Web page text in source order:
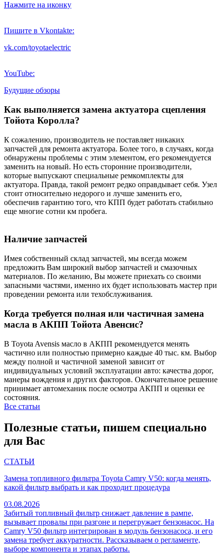
Нажмите на иконку
Пишите в Vkontakte:
vk.com/toyotaelectric
YouTube:
Будущие обзоры
Как выполняется замена актуатора сцепления
Тойота Королла?
К сожалению, производитель не поставляет никаких
запчастей для ремонта актуатора. Более того, в случаях, когда
обнаружены проблемы с этим элементом, его рекомендуется
заменить на новый. Но есть сторонние производители,
которые выпускают специальные ремкомплекты для
актуатора. Правда, такой ремонт редко оправдывает себя. Узел
стоит относительно недорого и лучше заменить его,
обеспечив гарантию того, что КПП будет работать стабильно
еще многие сотни км пробега.
Наличие запчастей
Имея собственный склад запчастей, мы всегда можем
предложить Вам широкий выбор запчастей и смазочных
материалов. По желанию, Вы можете приехать со своими
запасными частями, именно их будет использовать мастер при
проведении ремонта или техобслуживания.
Когда требуется полная или частичная замена
масла в АКПП Тойота Авенсис?
В Toyota Avensis масло в АКПП рекомендуется менять
частично или полностью примерно каждые 40 тыс. км. Выбор
между полной и частичной заменой зависит от
индивидуальных условий эксплуатации авто: качества дорог,
манеры вождения и других факторов. Окончательное решение
принимает автомеханик после осмотра АКПП и оценки ее
состояния.
Все статьи
Полезные статьи, пишем специально
для Вас
СТАТЬИ
Замена топливного фильтра Toyota Camry V50: когда менять,
какой фильтр выбрать и как проходит процедура
03.08.2026
Забитый топливный фильтр снижает давление в рампе,
вызывает провалы при разгоне и перегружает бензонасос. На
Camry V50 фильтр интегрирован в модуль бензонасоса, и его
замена требует аккуратности. Рассказываем о регламенте,
выборе компонента и этапах работы.